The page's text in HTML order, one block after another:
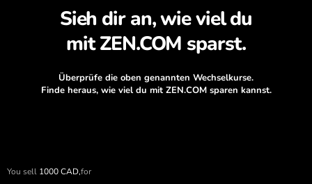
Sieh dir an, wie viel du
mit ZEN.COM sparst.
Überprüfe die oben genannten Wechselkurse.
Finde heraus, wie viel du mit ZEN.COM sparen kannst.
You sell 1000CAD,for